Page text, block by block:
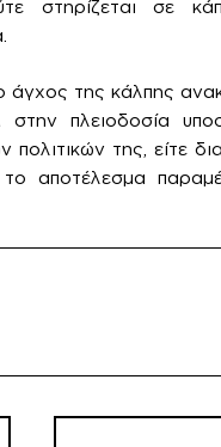
στηρίζεται σε
της κάλπης
πλειοδοσία
της, είτε
αποτέλεσμα